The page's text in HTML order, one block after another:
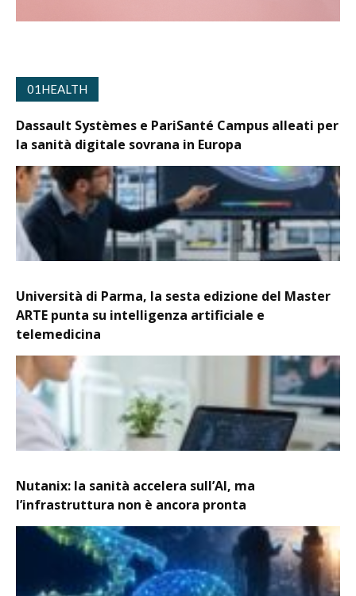
01HEALTH
Dassault Systèmes e PariSanté Campus alleati per
la sanità digitale sovrana in Europa
Università di Parma, la sesta edizione del Master
ARTE punta su intelligenza artificiale e
telemedicina
Nutanix: la sanità accelera sull’AI, ma
l’infrastruttura non è ancora pronta